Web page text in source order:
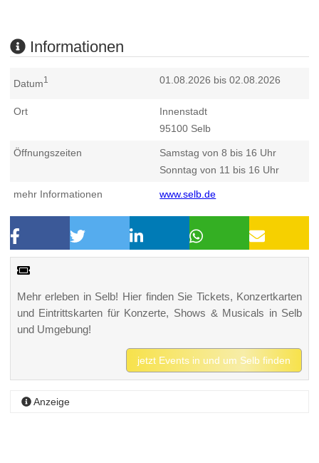
Informationen
Datum1 01.08.2026 bis 02.08.2026
Ort
Innenstadt
95100 Selb
Öffnungszeiten
Samstag von 8 bis 16 Uhr
Sonntag von 11 bis 16 Uhr
mehr Informationen www.selb.de
Mehr erleben in Selb! Hier finden Sie Tickets, Konzertkarten
und Eintrittskarten für Konzerte, Shows & Musicals in Selb
und Umgebung!
jetzt Events in und um Selb finden
Anzeige